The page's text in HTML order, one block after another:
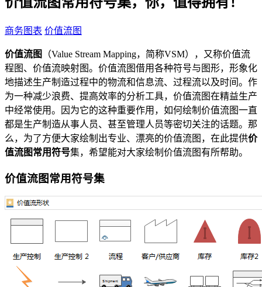
商务图表 价值流图
价值流图
（Value Stream Mapping，简称VSM），又称价值流
程图、价值流映射图。价值流图借用各种符号与图形，形象化
地描述生产制造过程中的物流和信息流、过程流以及时间。作
为一种减少浪费、提高效率的分析工具，价值流图在精益生产
中经常使用。因为它的这种重要作用，如何绘制价值流图一直
都是生产制造从事人员、甚至管理人员等密切关注的话题。那
么，为了方便大家绘制出专业、漂亮的价值流图，在此提供价
值流图常用符号集，希望能对大家绘制价值流图有所帮助。
价值流图常用符号集